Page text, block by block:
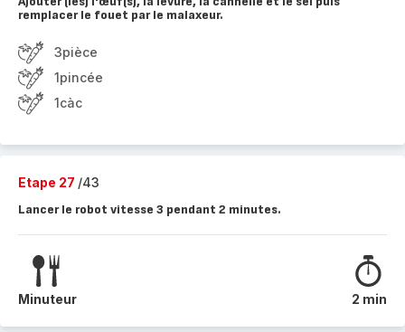
remplacer le fouet par le malaxeur.
3pièce
1pincée
1càc
Etape 27 /43
Lancer le robot vitesse 3 pendant 2 minutes.
Minuteur 2 min